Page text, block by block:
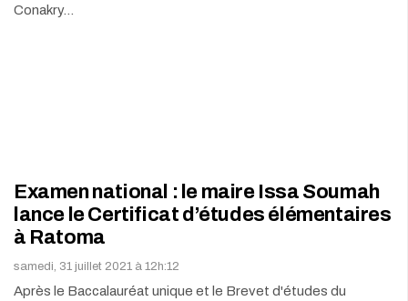
Conakry…
Examen national : le maire Issa Soumah
lance le Certificat d’études élémentaires
à Ratoma
samedi, 31 juillet 2021 à 12h:12
Après le Baccalauréat unique et le Brevet d'études du